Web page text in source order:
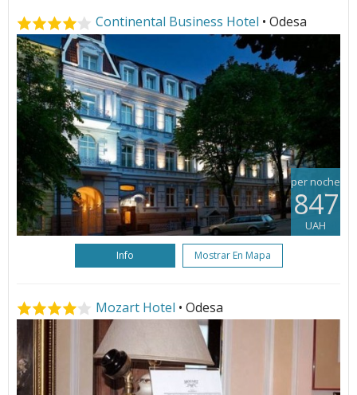
Continental Business Hotel • Odesa
per noche
847
UAH
Info Mostrar En Mapa
Mozart Hotel • Odesa